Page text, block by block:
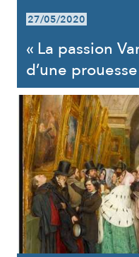
27/05/2020
« La passion
d’une prouesse